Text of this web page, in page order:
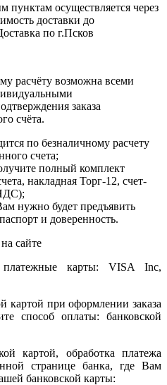
осуществляется через
доставки до
по г.Псков
расчёту возможна всеми
заказа
счёта.
по безналичному расчету
счета;
полный комплект
накладная Торг-12, счет-
нужно будет предъявить
и доверенность.
сайте
карты: VISA Inc,
картой при оформлении заказа
способ оплаты: банковской
картой, обработка платежа
странице банка, где Вам
банковской карты: